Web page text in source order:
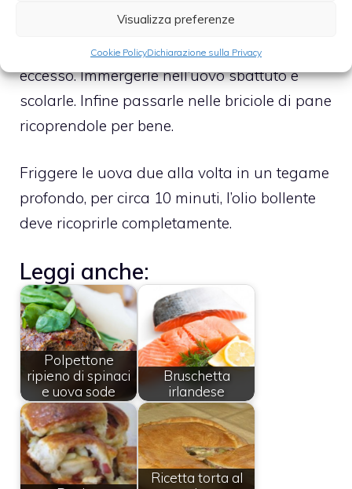
Visualizza preferenze
Cookie PolicyDichiarazione sulla Privacy
Passare le uova rivestite dell’impasto di
salsiccia nella farina ed eliminare quella in
eccesso. Immergerle nell’uovo sbattuto e
scolarle. Infine passarle nelle briciole di pane
ricoprendole per bene.
Friggere le uova due alla volta in un tegame
profondo, per circa 10 minuti, l’olio bollente
deve ricoprirle completamente.
Leggi anche:
Polpettone
ripieno di spinaci
e uova sode
Bruschetta
irlandese
Ricetta torta al